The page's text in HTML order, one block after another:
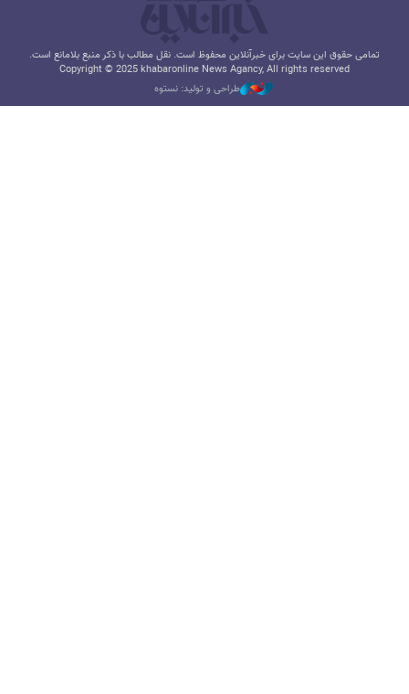
تمامی حقوق این سایت برای خبرآنلاین محفوظ است. نقل مطالب با ذکر منبع بلامانع است.
Copyright © 2025 khabaronline News Agancy, All rights reserved
طراحی و تولید: نستوه